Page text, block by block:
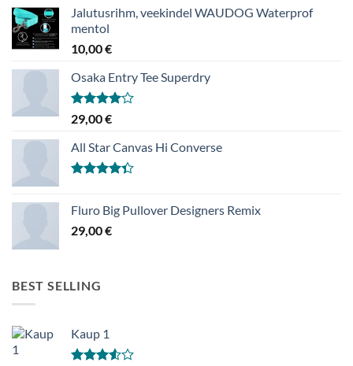
Jalutusrihm, veekindel WAUDOG Waterprof
mentol
10,00€
Osaka Entry Tee Superdry
Hinnanguga
4.00
29,00€
All Star Canvas Hi Converse
Fluro Big Pullover Designers Remix
29,00€
BEST SELLING
Kaup 1